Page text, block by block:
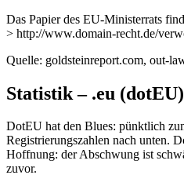
Das Papier des EU-Ministerrats
> http://www.domain-recht.de/
Quelle: goldsteinreport.com, out-
Statistik – .eu
DotEU hat den Blues: pünktlich
Registrierungszahlen nach unten.
Hoffnung: der Abschwung ist
zuvor.